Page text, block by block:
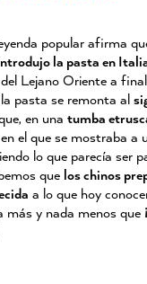
popular afirma
la pasta en
Lejano Oriente a
pasta se remonta al
en una tumba
el que se mostraba a
lo que parecía ser
que los chinos
a lo que hoy
más y nada menos que